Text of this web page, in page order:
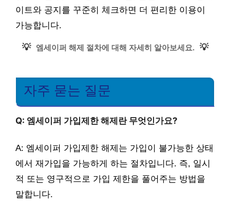
이트와 공지를 꾸준히 체크하면 더 편리한 이용이
가능합니다.
💡 엠세이퍼 해제 절차에 대해 자세히 알아보세요. 💡
자주 묻는 질문
Q: 엠세이퍼 가입제한 해제란 무엇인가요?
A: 엠세이퍼 가입제한 해제는 가입이 불가능한 상태
에서 재가입을 가능하게 하는 절차입니다. 즉, 일시
적 또는 영구적으로 가입 제한을 풀어주는 방법을
말합니다.